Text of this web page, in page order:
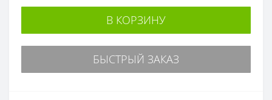
В КОРЗИНУ
БЫСТРЫЙ ЗАКАЗ